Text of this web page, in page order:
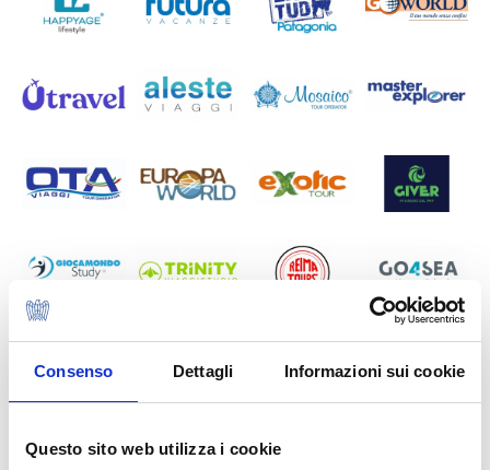
Consenso Dettagli Informazioni sui cookie
Questo sito web utilizza i cookie